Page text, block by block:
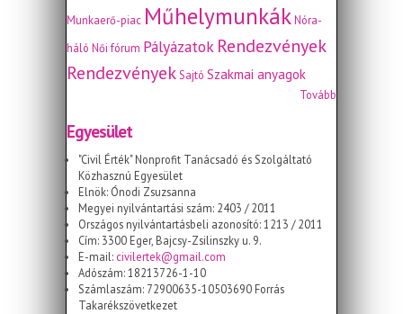
Munkaerő-piac MűhelymunkákNóra-
háló Női fórum Pályázatok Rendezvények
RendezvényekSajtó Szakmai anyagok
Tovább
Egyesület
"Civil Érték" Nonprofit Tanácsadó és Szolgáltató
Közhasznú Egyesület
Elnök: Ónodi Zsuzsanna
Megyei nyilvántartási szám: 2403 / 2011
Országos nyilvántartásbeli azonosító: 1213 / 2011
Cím: 3300 Eger, Bajcsy-Zsilinszky u. 9.
E-mail: civilertek@gmail.com
Adószám: 18213726-1-10
Számlaszám: 72900635-10503690 Forrás
Takarékszövetkezet